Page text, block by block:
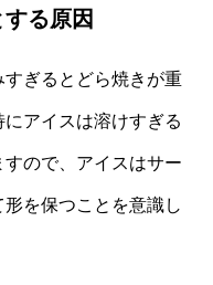
る原因
ぎるとどら焼きが重
アイスは溶けすぎる
ので、アイスはサー
を保つことを意識し